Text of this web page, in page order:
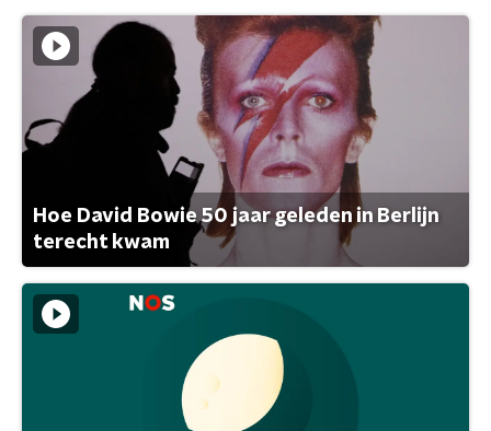
Hoe David Bowie 50 jaar geleden in Berlijn
terecht kwam